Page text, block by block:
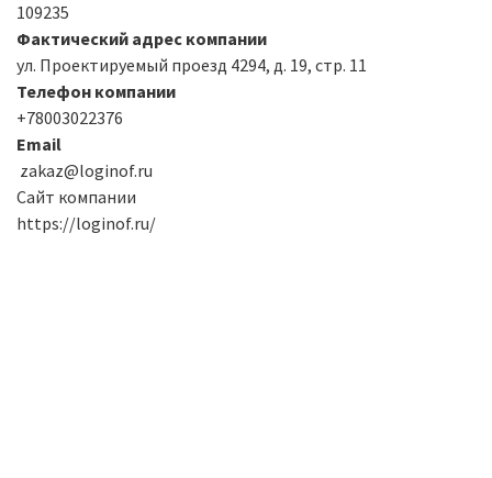
109235
Фактический адрес компании
ул. Проектируемый проезд 4294, д. 19, стр. 11
Телефон компании
+78003022376
Email
zakaz@loginof.ru
Сайт компании
https://loginof.ru/